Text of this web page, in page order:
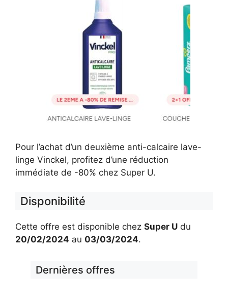
Pour l’achat d’un deuxième anti-calcaire lave-
linge Vinckel, profitez d’une réduction
immédiate de -80% chez Super U.
Disponibilité
Cette offre est disponible chez Super U du
20/02/2024 au 03/03/2024.
Dernières offres